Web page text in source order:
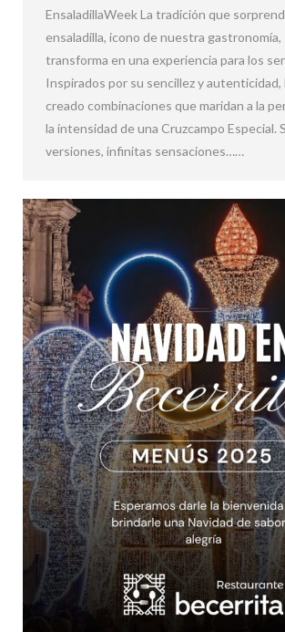
EnsaladillaWeek La tradición que
ensaladilla, icono de nuestra gastronomía,
transforma en una experiencia para los
Inspirados por su sencillez y autenticidad,
creado combinaciones que maridan a la
la intensidad de una Cruzcampo Especial.
versiones, infinitas sensaciones……